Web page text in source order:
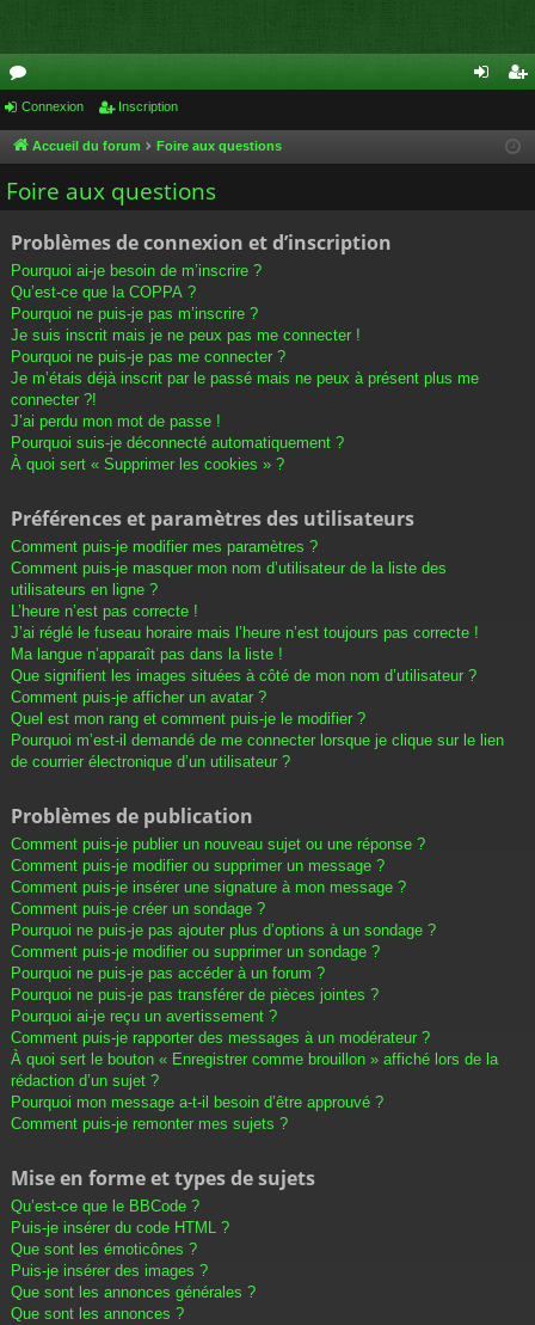
or
u
m
cri
Connexion Inscription
Accueil du forum Foire aux questions
Foire aux questions
Problèmes de connexion et d’inscription
Pourquoi ai-je besoin de m’inscrire ?
Qu’est-ce que la COPPA ?
Pourquoi ne puis-je pas m’inscrire ?
Je suis inscrit mais je ne peux pas me connecter !
Pourquoi ne puis-je pas me connecter ?
Je m’étais déjà inscrit par le passé mais ne peux à présent plus me
connecter ?!
J’ai perdu mon mot de passe !
Pourquoi suis-je déconnecté automatiquement ?
À quoi sert « Supprimer les cookies » ?
Préférences et paramètres des utilisateurs
Comment puis-je modifier mes paramètres ?
Comment puis-je masquer mon nom d’utilisateur de la liste des
utilisateurs en ligne ?
L’heure n’est pas correcte !
J’ai réglé le fuseau horaire mais l’heure n’est toujours pas correcte !
Ma langue n’apparaît pas dans la liste !
Que signifient les images situées à côté de mon nom d’utilisateur ?
Comment puis-je afficher un avatar ?
Quel est mon rang et comment puis-je le modifier ?
Pourquoi m’est-il demandé de me connecter lorsque je clique sur le lien
de courrier électronique d’un utilisateur ?
Problèmes de publication
Comment puis-je publier un nouveau sujet ou une réponse ?
Comment puis-je modifier ou supprimer un message ?
Comment puis-je insérer une signature à mon message ?
Comment puis-je créer un sondage ?
Pourquoi ne puis-je pas ajouter plus d’options à un sondage ?
Comment puis-je modifier ou supprimer un sondage ?
Pourquoi ne puis-je pas accéder à un forum ?
Pourquoi ne puis-je pas transférer de pièces jointes ?
Pourquoi ai-je reçu un avertissement ?
Comment puis-je rapporter des messages à un modérateur ?
À quoi sert le bouton « Enregistrer comme brouillon » affiché lors de la
rédaction d’un sujet ?
Pourquoi mon message a-t-il besoin d’être approuvé ?
Comment puis-je remonter mes sujets ?
Mise en forme et types de sujets
Qu’est-ce que le BBCode ?
Puis-je insérer du code HTML ?
Que sont les émoticônes ?
Puis-je insérer des images ?
Que sont les annonces générales ?
Que sont les annonces ?